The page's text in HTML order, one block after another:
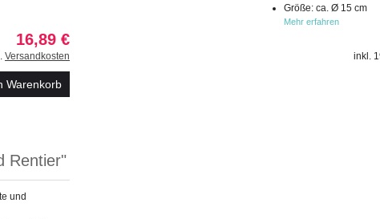
16,89 €
Versandkosten
Warenkorb
Größe: ca. Ø 15 cm
Mehr erfahren
inkl.
Rentier"
und